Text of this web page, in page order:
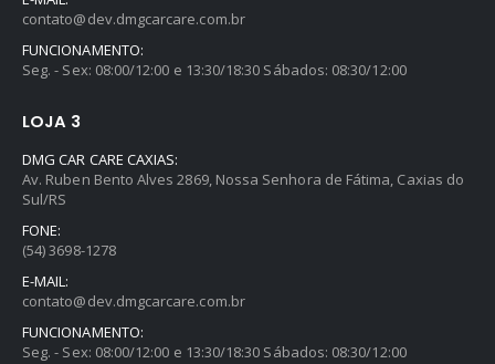
contato@dev.dmgcarcare.com.br
FUNCIONAMENTO:
Seg. - Sex: 08:00/12:00 e 13:30/18:30 Sábados: 08:30/12:00
LOJA 3
DMG CAR CARE CAXIAS:
Av. Ruben Bento Alves 2869, Nossa Senhora de Fátima, Caxias do
Sul/RS
FONE:
(54) 3698-1278
E-MAIL:
contato@dev.dmgcarcare.com.br
FUNCIONAMENTO:
Seg. - Sex: 08:00/12:00 e 13:30/18:30 Sábados: 08:30/12:00